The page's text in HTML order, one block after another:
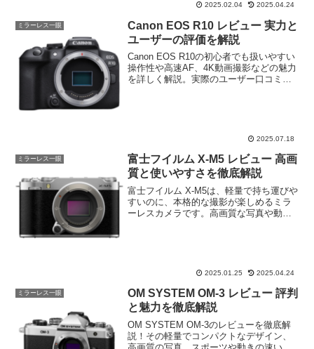
2025.02.04 2025.04.24
ミラーレス一眼
Canon EOS R10 レビュー 実力と
ユーザーの評価を解説
Canon EOS R10の初心者でも扱いやすい
操作性や高速AF、4K動画撮影などの魅力
を詳しく解説。実際のユーザー口コミも
た。購入検討中の方に役立つ情報が満載
2025.07.18
ミラーレス一眼
富士フイルム X-M5 レビュー 高画
質と使いやすさを徹底解説
富士フイルム X-M5は、軽量で持ち運びや
すいのに、本格的な撮影が楽しめるミラ
ーレスカメラです。高画質な写真や動画
2025.01.25 2025.04.24
ミラーレス一眼
OM SYSTEM OM-3 レビュー 評判
と魅力を徹底解説
OM SYSTEM OM-3のレビューを徹底解
説！その軽量でコンパクトなデザイン、